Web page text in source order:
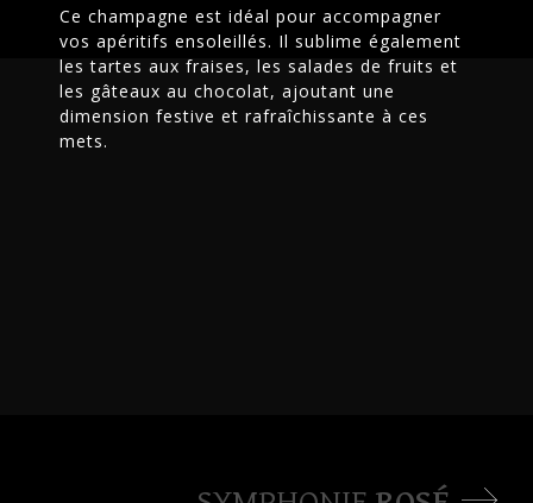
R
É
S
E
R
V
E
2
9
R
O
S
Ce champagne est idéal pour accompagner
vos apéritifs ensoleillés. Il sublime également
les tartes aux fraises, les salades de fruits et
les gâteaux au chocolat, ajoutant une
dimension festive et rafraîchissante à ces
mets.